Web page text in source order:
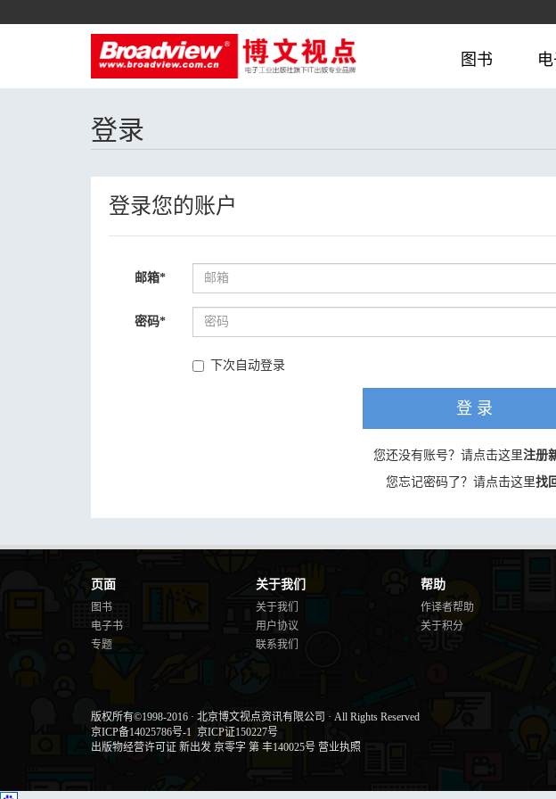
图书
登录
登录您的账户
邮箱*
密码*
下次自动登录
登 录
您还没有账号？请点击这里注册
您忘记密码了？请点击这里找
页面
图书
电子书
专题
关于我们
关于我们
用户协议
联系我们
帮助
作译者帮助
关于积分
版权所有©1998-2016 · 北京博文视点资讯有限公司 · All Rights Reserved
京ICP备14025786号-1 京ICP证150227号
出版物经营许可证 新出发 京零字 第 丰140025号 营业执照